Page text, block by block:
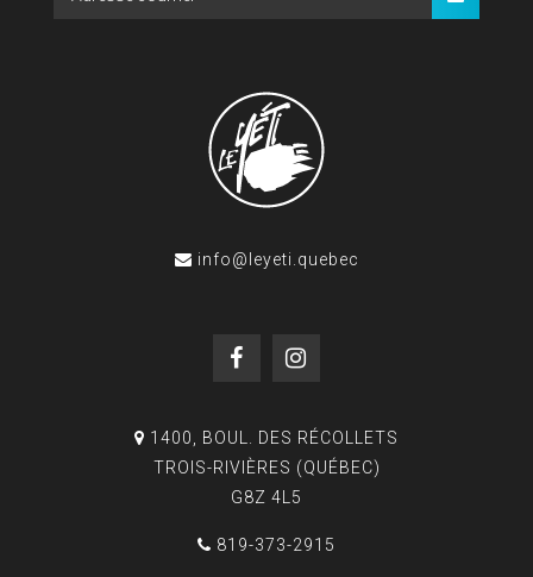
info@leyeti.quebec
1400, BOUL. DES RÉCOLLETS
TROIS-RIVIÈRES (QUÉBEC)
G8Z 4L5
819-373-2915